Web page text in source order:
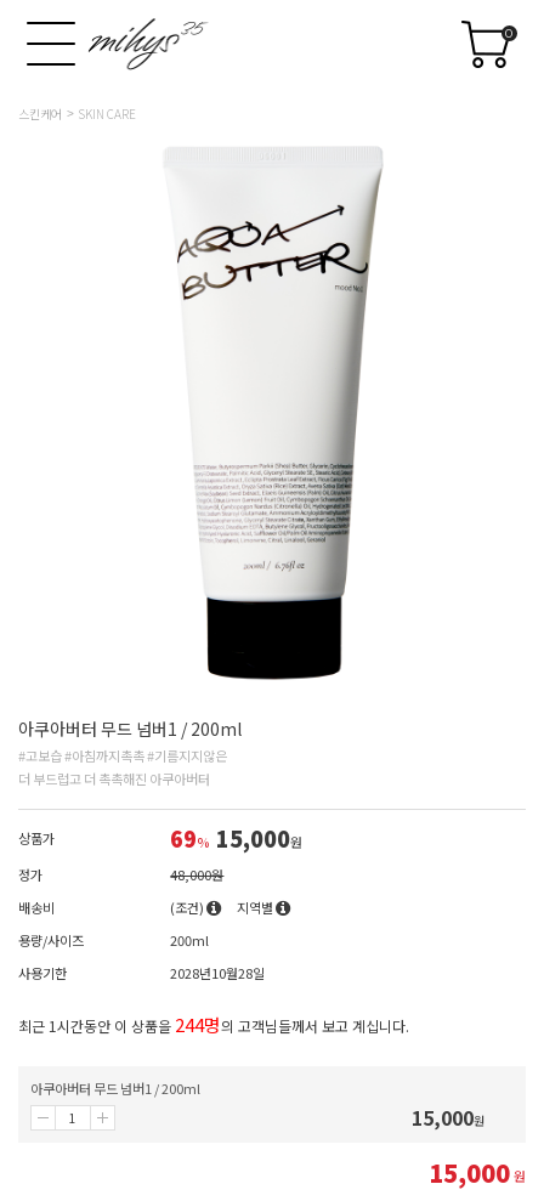
0
스킨케어 SKIN CARE
아쿠아버터 무드 넘버1 / 200ml
#고보습 #아침까지촉촉 #기름지지않은
더 부드럽고 더 촉촉해진 아쿠아버터
상품가 69% 15,000원
정가
48,000원
배송비
(조건)
지역별
용량/사이즈
200ml
사용기한
2028년10월28일
최근 1시간동안 이 상품을 244명의 고객님들께서 보고 계십니다.
아쿠아버터 무드 넘버1 / 200ml
15,000원
15,000원